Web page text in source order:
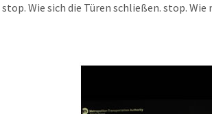
Wie sich die Türen schlie­ßen. stop.